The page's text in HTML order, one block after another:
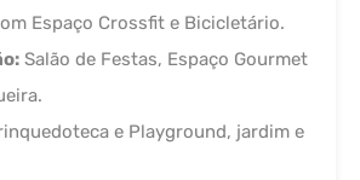
Espaço Crossfit e Bicicletário.
Salão de Festas, Espaço Gourmet
e Playground, jardim e